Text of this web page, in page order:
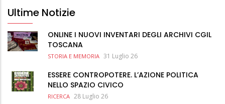
Ultime Notizie
ONLINE I NUOVI INVENTARI DEGLI ARCHIVI CGIL
TOSCANA
STORIA E MEMORIA 31 Luglio 26
ESSERE CONTROPOTERE. L’AZIONE POLITICA
NELLO SPAZIO CIVICO
RICERCA 28 Luglio 26